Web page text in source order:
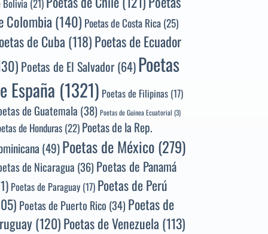
Bolivia(21)
Colombia(140) Poetas de Costa Rica(25)
de Cuba (118)Poetas de Ecuador
Poetas de El Salvador(64)Poetas
España (1321) Poetas de Filipinas (17)
de Guatemala (38) Poetas de Guinea Ecuatorial (3)
de Honduras(22) Poetas de la Rep.
(49)Poetas de México(279)
de Nicaragua (36) Poetas de Panamá
Poetas de Paraguay (17) Poetas de Perú
Poetas de Puerto Rico (34) Poetas de
(120)Poetas de Venezuela (113)